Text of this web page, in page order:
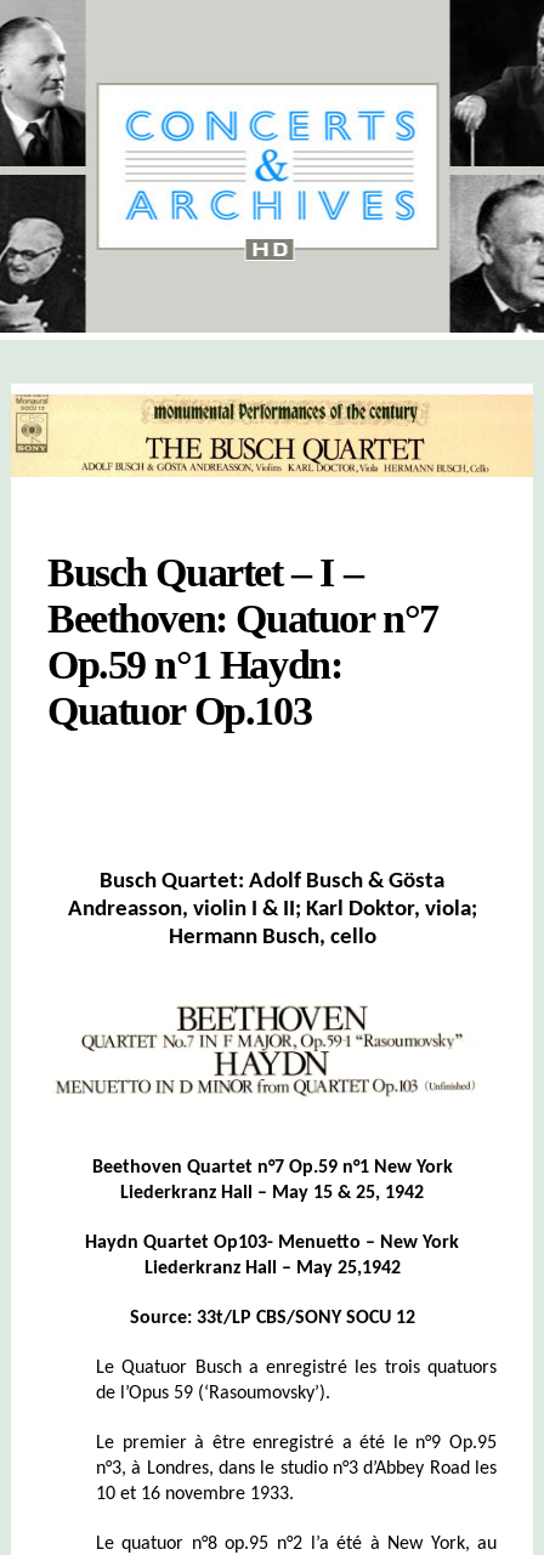
Busch Quartet – I –
Beethoven: Quatuor n°7
Op.59 n°1 Haydn:
Quatuor Op.103
Busch Quartet: Adolf Busch & Gösta
Andreasson, violin I & II; Karl Doktor, viola;
Hermann Busch, cello
Beethoven Quartet n°7 Op.59 n°1 New York
Liederkranz Hall – May 15 & 25, 1942
Haydn Quartet Op103- Menuetto – New York
Liederkranz Hall – May 25,1942
Source: 33t/LP CBS/SONY SOCU 12
Le Quatuor Busch a enregistré les trois quatuors
de l’Opus 59 (‘Rasoumovsky’).
Le premier à être enregistré a été le n°9 Op.95
n°3, à Londres, dans le studio n°3 d’Abbey Road les
10 et 16 novembre 1933.
Le quatuor n°8 op.95 n°2 l’a été à New York, au